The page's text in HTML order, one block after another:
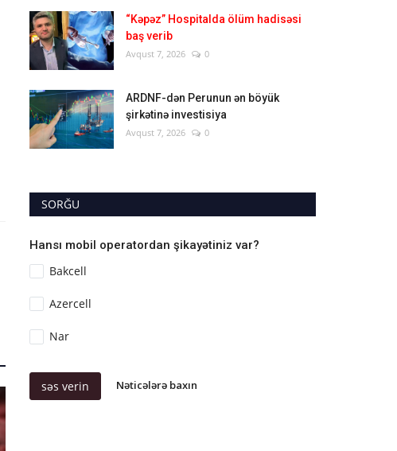
“Kəpəz” Hospitalda ölüm hadisəsi
baş verib
Avqust 7, 2026 0
ARDNF-dən Perunun ən böyük
şirkətinə investisiya
Avqust 7, 2026 0
SORĞU
Hansı mobil operatordan şikayətiniz var?
Bakcell
Azercell
Nar
səs verin Nəticələrə baxın